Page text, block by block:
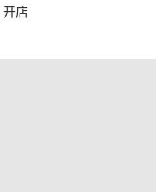
VAR显示技术支
场比赛中，给出了
店